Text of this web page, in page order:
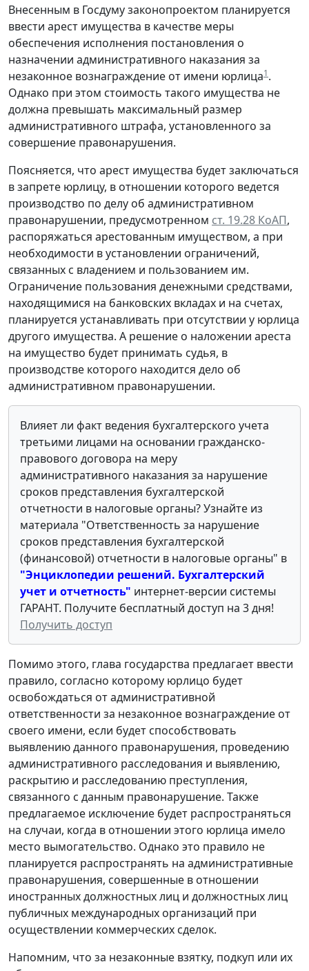
Внесенным в Госдуму законопроектом планируется
ввести арест имущества в качестве меры
обеспечения исполнения постановления о
назначении административного наказания за
незаконное вознаграждение от имени юрлица1.
Однако при этом стоимость такого имущества не
должна превышать максимальный размер
административного штрафа, установленного за
совершение правонарушения.
Поясняется, что арест имущества будет заключаться
в запрете юрлицу, в отношении которого ведется
производство по делу об административном
правонарушении, предусмотренном ст. 19.28 КоАП,
распоряжаться арестованным имуществом, а при
необходимости в установлении ограничений,
связанных с владением и пользованием им.
Ограничение пользования денежными средствами,
находящимися на банковских вкладах и на счетах,
планируется устанавливать при отсутствии у юрлица
другого имущества. А решение о наложении ареста
на имущество будет принимать судья, в
производстве которого находится дело об
административном правонарушении.
Влияет ли факт ведения бухгалтерского учета
третьими лицами на основании гражданско-
правового договора на меру
административного наказания за нарушение
сроков представления бухгалтерской
отчетности в налоговые органы? Узнайте из
материала "Ответственность за нарушение
сроков представления бухгалтерской
(финансовой) отчетности в налоговые органы" в
"Энциклопедии решений. Бухгалтерский
учет и отчетность" интернет-версии системы
ГАРАНТ. Получите бесплатный доступ на 3 дня!
Получить доступ
Помимо этого, глава государства предлагает ввести
правило, согласно которому юрлицо будет
освобождаться от административной
ответственности за незаконное вознаграждение от
своего имени, если будет способствовать
выявлению данного правонарушения, проведению
административного расследования и выявлению,
раскрытию и расследованию преступления,
связанного с данным правонарушение. Также
предлагаемое исключение будет распространяться
на случаи, когда в отношении этого юрлица имело
место вымогательство. Однако это правило не
планируется распространять на административные
правонарушения, совершенные в отношении
иностранных должностных лиц и должностных лиц
публичных международных организаций при
осуществлении коммерческих сделок.
Напомним, что за незаконные взятку, подкуп или их